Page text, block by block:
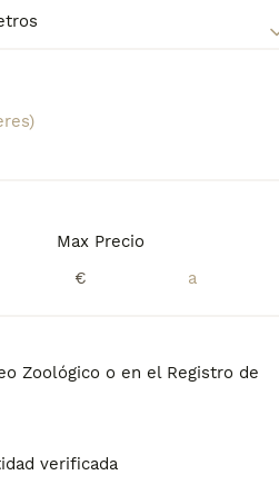
Max Precio
€
Zoológico o en el Registro de
verificada
Terrier Cachorros en
esta búsqueda guarda tu
el resultado perfecto:
del
perro activo y jovial,
e inteligente.
muy fuerte con su